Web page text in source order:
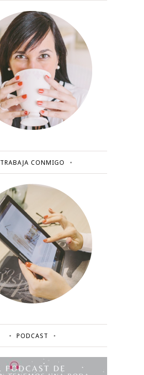
TRABAJA CONMIGO
PODCAST